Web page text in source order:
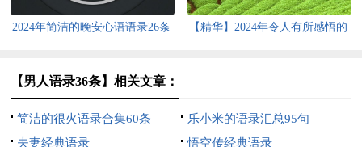
2024年简洁的晚安心语语录26条
【精华】2024年令人有所感悟的
【男人语录36条】相关文章：
简洁的很火语录合集60条
乐小米的语录汇总95句
夫妻经典语录
悟空传经典语录